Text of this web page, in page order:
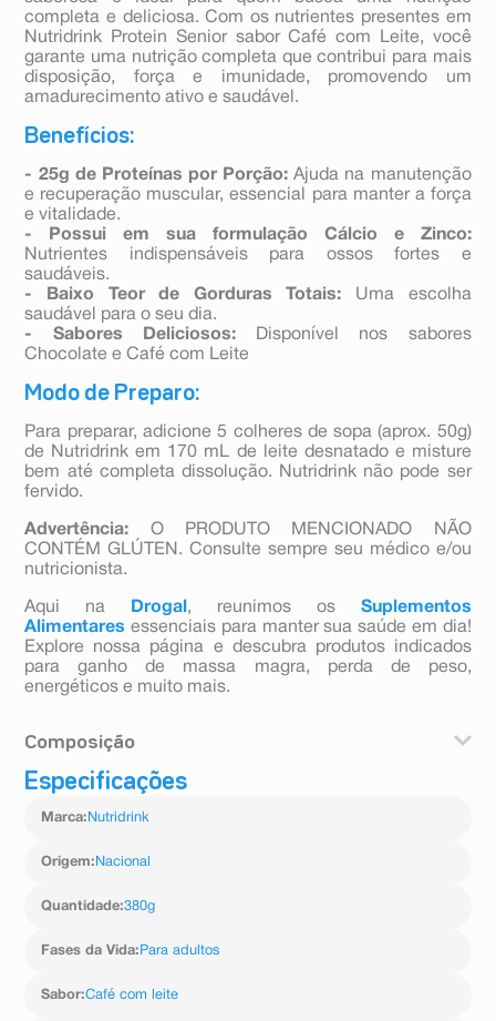
completa e deliciosa. Com os nutrientes presentes em
Nutridrink Protein Senior sabor Café com Leite, você
garante uma nutrição completa que contribui para mais
disposição, força e imunidade, promovendo um
amadurecimento ativo e saudável.
Benefícios:
- 25g de Proteínas por Porção: Ajuda na manutenção
e recuperação muscular, essencial para manter a força
e vitalidade.
- Possui em sua formulação Cálcio e Zinco:
Nutrientes indispensáveis para ossos fortes e
saudáveis.
- Baixo Teor de Gorduras Totais: Uma escolha
saudável para o seu dia.
- Sabores Deliciosos:Disponível nos sabores
Chocolate e Café com Leite
Modo de Preparo:
Para preparar, adicione 5 colheres de sopa (aprox. 50g)
de Nutridrink em 170 mL de leite desnatado e misture
bem até completa dissolução. Nutridrink não pode ser
fervido.
Advertência: O PRODUTO MENCIONADO NÃO
CONTÉM GLÚTEN. Consulte sempre seu médico e/ou
nutricionista.
Aqui na Drogal , reunimos os Suplementos
Alimentaresessenciais para manter sua saúde em dia!
Explore nossa página e descubra produtos indicados
para ganho de massa magra, perda de peso,
energéticos e muito mais.
Composição
1. Bauer, J Et al Evidence-Based Recommendations for
Position Paper From the PROT-AGE Study Group.
Sarcopenia. Lancet 2019 ; Jun 29; 393(10191): 2636-
the prevention of sarcopenia: Protein, amino acid
Envelhecimento BRASPENJ 2019 34 (Supl 3) 2-58. 5.
Plenamente Reconhecidas de Nutrientes - Vitamina C /
Especificações
Marca:Nutridrink
Origem:Nacional
Quantidade:380g
Fases da Vida:Para adultos
Sabor:Café com leite